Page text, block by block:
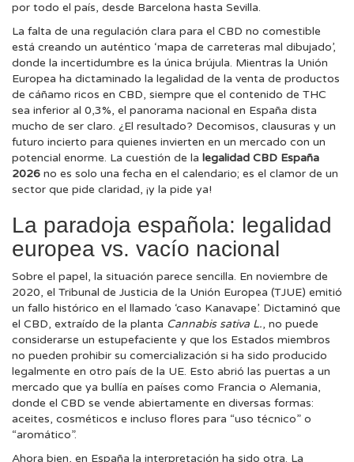
por todo el país, desde Barcelona hasta Sevilla.
La falta de una regulación clara para el CBD no comestible
está creando un auténtico ‘mapa de carreteras mal dibujado’,
donde la incertidumbre es la única brújula. Mientras la Unión
Europea ha dictaminado la legalidad de la venta de productos
de cáñamo ricos en CBD, siempre que el contenido de THC
sea inferior al 0,3%, el panorama nacional en España dista
mucho de ser claro. ¿El resultado? Decomisos, clausuras y un
futuro incierto para quienes invierten en un mercado con un
potencial enorme. La cuestión de la legalidad CBD España
2026 no es solo una fecha en el calendario; es el clamor de un
sector que pide claridad, ¡y la pide ya!
La paradoja española: legalidad
europea vs. vacío nacional
Sobre el papel, la situación parece sencilla. En noviembre de
2020, el Tribunal de Justicia de la Unión Europea (TJUE) emitió
un fallo histórico en el llamado ‘caso Kanavape’. Dictaminó que
el CBD, extraído de la planta Cannabis sativa L., no puede
considerarse un estupefaciente y que los Estados miembros
no pueden prohibir su comercialización si ha sido producido
legalmente en otro país de la UE. Esto abrió las puertas a un
mercado que ya bullía en países como Francia o Alemania,
donde el CBD se vende abiertamente en diversas formas:
aceites, cosméticos e incluso flores para “uso técnico” o
“aromático”.
Ahora bien, en España la interpretación ha sido otra. La